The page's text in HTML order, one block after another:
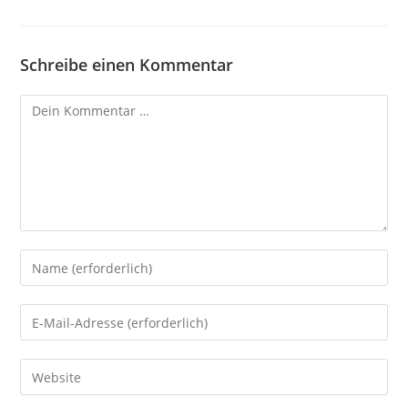
Schreibe einen Kommentar